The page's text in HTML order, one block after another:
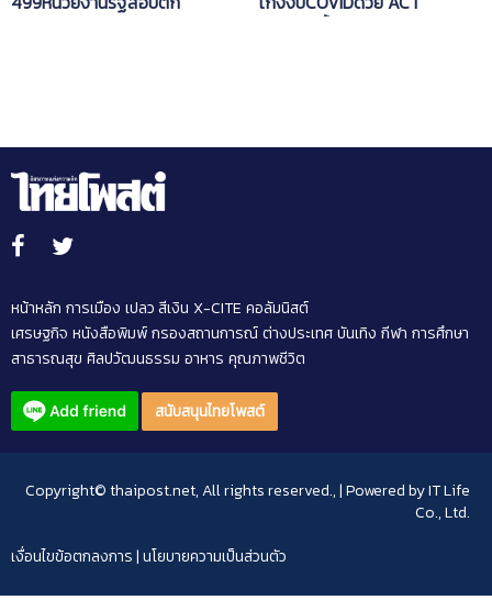
หน้าหลัก การเมือง เปลว สีเงิน X-CITE คอลัมนิสต์
เศรษฐกิจ หนังสือพิมพ์กรองสถานการณ์ต่างประเทศบันเทิง กีฬา การศึกษา
สาธารณสุข ศิลปวัฒนธรรม อาหาร คุณภาพชีวิต
สนับสนุนไทยโพสต์
Copyright© thaipost.net, All rights reserved., | Powered byIT Life
Co., Ltd.
เงื่อนไขข้อตกลงการ|นโยบายความเป็นส่วนตัว